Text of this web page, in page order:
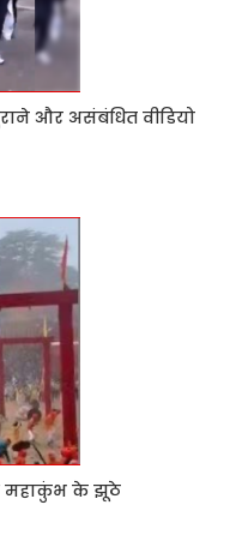
और असंबंधित वीडियो
महाकुंभ के झूठे